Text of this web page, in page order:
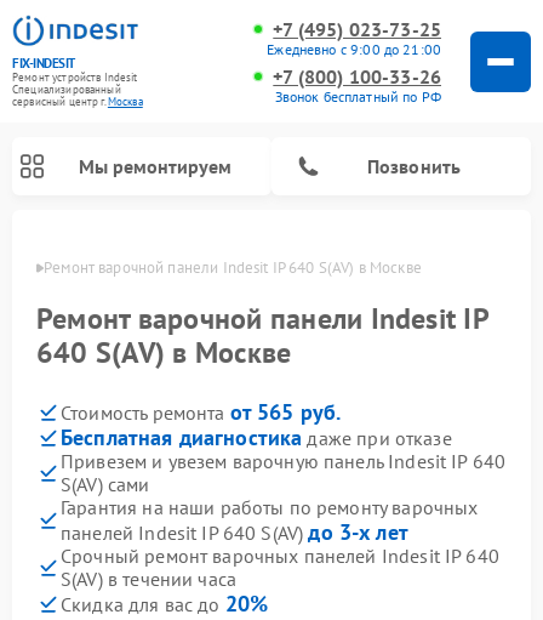
FIX-INDESIT
Ремонт устройств Indesit
Специализированный
cервисный центр г.Москва
+7 (495) 023-73-25
Ежедневно с 9:00 до 21:00
+7 (800) 100-33-26
Звонок бесплатный по РФ
Мы ремонтируем Позвонить
Ремонт варочной панели Indesit IP 640 S(AV) в Москве
Ремонт варочной панели Indesit IP
640 S(AV) в Москве
Стоимость ремонта от 565 руб.
Бесплатная диагностика даже при отказе
Привезем и увезем варочную панель Indesit IP 640
S(AV) сами
Гарантия на наши работы по ремонту варочных
панелей Indesit IP 640 S(AV)до 3-х лет
Срочный ремонт варочных панелей Indesit IP 640
S(AV) в течении часа
Скидка для вас до 20%